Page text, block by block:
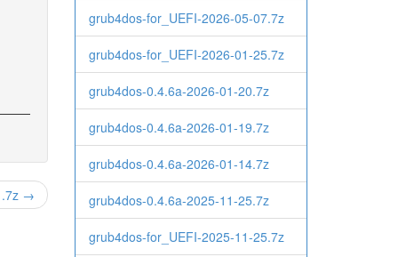
→
grub4dos-for_UEFI-2026-05-07.7z
grub4dos-for_UEFI-2026-01-25.7z
grub4dos-0.4.6a-2026-01-20.7z
grub4dos-0.4.6a-2026-01-19.7z
grub4dos-0.4.6a-2026-01-14.7z
grub4dos-0.4.6a-2025-11-25.7z
grub4dos-for_UEFI-2025-11-25.7z